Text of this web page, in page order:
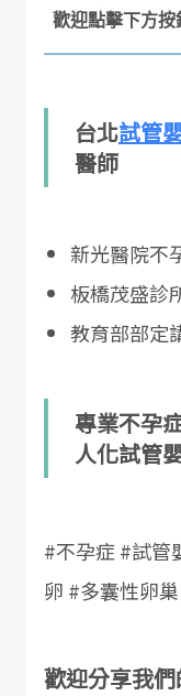
台北試管
醫師
新光醫院不
板橋茂盛診
教育部部定
專業不孕
人化試管
#不孕症 #試管
卵 #多囊性卵
歡迎分享我們